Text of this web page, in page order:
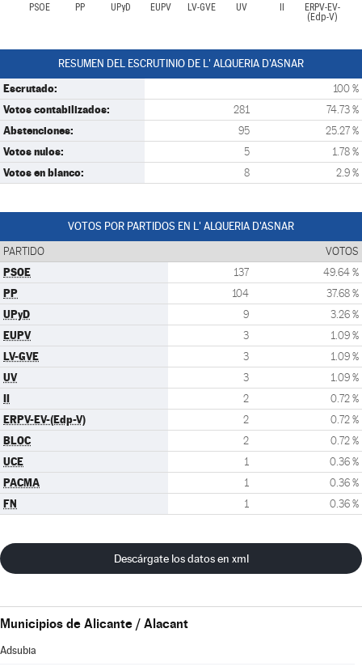
PSOE PP UPyD EUPV LV-GVE UV
ERPV-EV-
(Edp-V)
RESUMEN DEL ESCRUTINIO DE L' ALQUERIA D'ASNAR
Escrutado: 100 %
Votos contabilizados: 281 74.73 %
Abstenciones: 95 25.27 %
Votos nulos: 5 1.78 %
Votos en blanco: 8 2.9 %
VOTOS POR PARTIDOS EN L' ALQUERIA D'ASNAR
PARTIDO VOTOS
PSOE 137 49.64 %
PP 104 37.68 %
UPyD 9 3.26 %
EUPV 3 1.09 %
LV-GVE 3 1.09 %
UV 3 1.09 %
II 2 0.72 %
ERPV-EV-(Edp-V) 2 0.72 %
BLOC 2 0.72 %
UCE 1 0.36 %
PACMA 1 0.36 %
FN 1 0.36 %
Descárgate los datos en xml
Municipios de Alicante / Alacant
Adsubia